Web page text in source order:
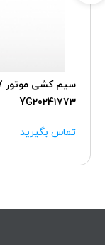
YG20241773
تماس بگیرید